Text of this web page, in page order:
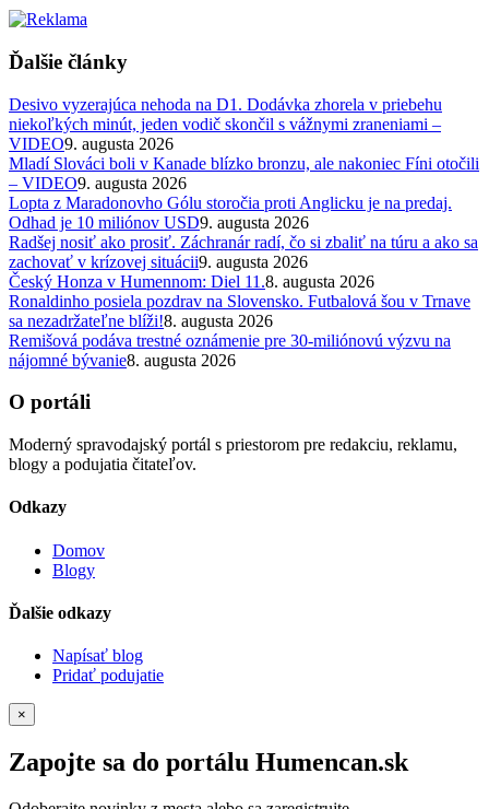
Ďalšie články
Desivo vyzerajúca nehoda na D1. Dodávka zhorela v priebehu
niekoľkých minút, jeden vodič skončil s vážnymi zraneniami –
VIDEO9. augusta 2026
Mladí Slováci boli v Kanade blízko bronzu, ale nakoniec Fíni otočili
– VIDEO9. augusta 2026
Lopta z Maradonovho Gólu storočia proti Anglicku je na predaj.
Odhad je 10 miliónov USD9. augusta 2026
Radšej nosiť ako prosiť. Záchranár radí, čo si zbaliť na túru a ako sa
zachovať v krízovej situácii9. augusta 2026
Český Honza v Humennom: Diel 11.8. augusta 2026
Ronaldinho posiela pozdrav na Slovensko. Futbalová šou v Trnave
sa nezadržateľne blíži!8. augusta 2026
Remišová podáva trestné oznámenie pre 30-miliónovú výzvu na
nájomné bývanie8. augusta 2026
O portáli
Moderný spravodajský portál s priestorom pre redakciu, reklamu,
blogy a podujatia čitateľov.
Odkazy
Domov
Blogy
Ďalšie odkazy
Napísať blog
Pridať podujatie
×
Zapojte sa do portálu Humencan.sk